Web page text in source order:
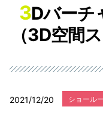
3Dバーチ
（3D空間
2021/12/20 ショール